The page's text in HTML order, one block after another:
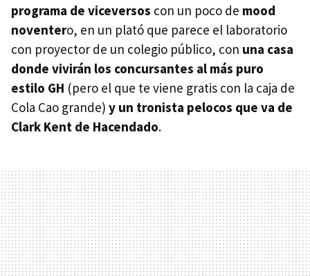
programa de viceversos con un poco de mood
noventero, en un plató que parece el laboratorio
con proyector de un colegio público, con una casa
donde vivirán los concursantes al más puro
estilo GH (pero el que te viene gratis con la caja de
Cola Cao grande) y un tronista pelocos que va de
Clark Kent de Hacendado.